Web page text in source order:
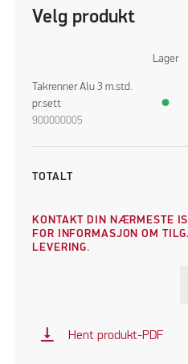
Velg produkt
Lager
Takrenner Alu 3 m.std.
pr.sett
900000005
●
TOTALT
KONTAKT DIN NÆRMESTE
FOR INFORMASJON OM
LEVERING.
vertical_align_bottom Hent produkt-PDF